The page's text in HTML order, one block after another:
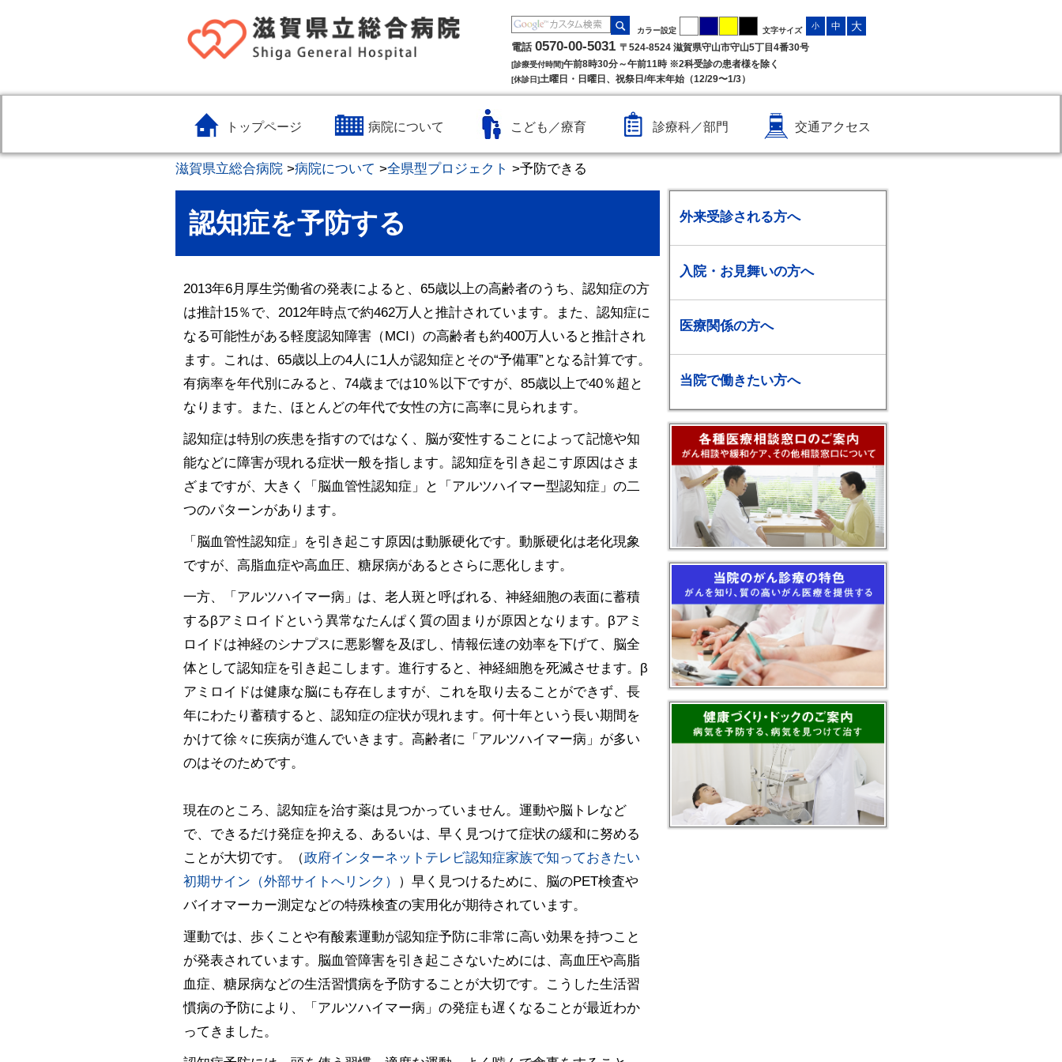
カラー設定 文字サイズ
小 中 大
電話 0570-00-5031 〒524-8524 滋賀県守山市守山5丁目4番30号
[診療受付時間]午前8時30分～午前11時 ※2科受診の患者様を除く
[休診日]土曜日・日曜日、祝祭日/年末年始（12/29〜1/3）
トップページ 病院について こども／療育 診療科／部門 交通アクセス
滋賀県立総合病院 >病院について >全県型プロジェクト >予防できる
認知症を予防する
2013年6月厚生労働省の発表によると、65歳以上の高齢者のうち、認知症の方
は推計15％で、2012年時点で約462万人と推計されています。また、認知症に
なる可能性がある軽度認知障害（MCI）の高齢者も約400万人いると推計され
ます。これは、65歳以上の4人に1人が認知症とその“予備軍”となる計算です。
有病率を年代別にみると、74歳までは10％以下ですが、85歳以上で40％超と
なります。また、ほとんどの年代で女性の方に高率に見られます。
認知症は特別の疾患を指すのではなく、脳が変性することによって記憶や知
能などに障害が現れる症状一般を指します。認知症を引き起こす原因はさま
ざまですが、大きく「脳血管性認知症」と「アルツハイマー型認知症」の二
つのパターンがあります。
「脳血管性認知症」を引き起こす原因は動脈硬化です。動脈硬化は老化現象
ですが、高脂血症や高血圧、糖尿病があるとさらに悪化します。
一方、「アルツハイマー病」は、老人斑と呼ばれる、神経細胞の表面に蓄積
するβアミロイドという異常なたんぱく質の固まりが原因となります。βアミ
ロイドは神経のシナプスに悪影響を及ぼし、情報伝達の効率を下げて、脳全
体として認知症を引き起こします。進行すると、神経細胞を死滅させます。β
アミロイドは健康な脳にも存在しますが、これを取り去ることができず、長
年にわたり蓄積すると、認知症の症状が現れます。何十年という長い期間を
かけて徐々に疾病が進んでいきます。高齢者に「アルツハイマー病」が多い
のはそのためです。
現在のところ、認知症を治す薬は見つかっていません。運動や脳トレなど
で、できるだけ発症を抑える、あるいは、早く見つけて症状の緩和に努める
ことが大切です。（政府インターネットテレビ認知症家族で知っておきたい
初期サイン（外部サイトへリンク）
）早く見つけるために、脳のPET検査や
バイオマーカー測定などの特殊検査の実用化が期待されています。
運動では、歩くことや有酸素運動が認知症予防に非常に高い効果を持つこと
が発表されています。脳血管障害を引き起こさないためには、高血圧や高脂
血症、糖尿病などの生活習慣病を予防することが大切です。こうした生活習
慣病の予防により、「アルツハイマー病」の発症も遅くなることが最近わか
ってきました。
外来受診される方へ
入院・お見舞いの方へ
医療関係の方へ
当院で働きたい方へ